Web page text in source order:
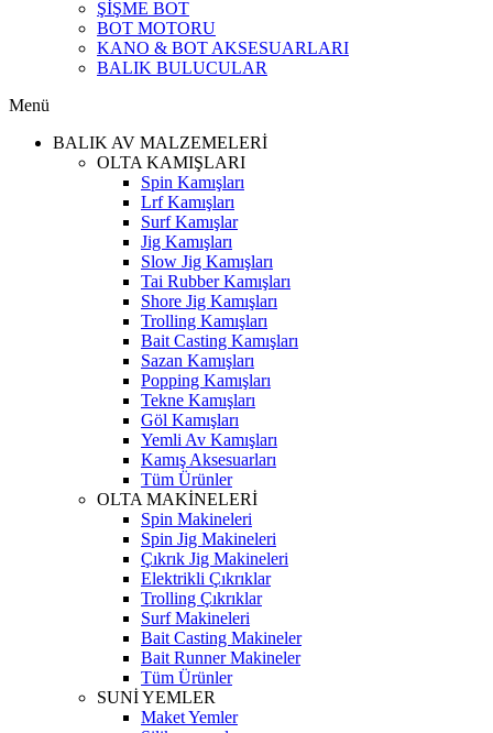
ŞİŞME BOT
BOT MOTORU
KANO & BOT AKSESUARLARI
BALIK BULUCULAR
Menü
BALIK AV MALZEMELERİ
OLTA KAMIŞLARI
Spin Kamışları
Lrf Kamışları
Surf Kamışlar
Jig Kamışları
Slow Jig Kamışları
Tai Rubber Kamışları
Shore Jig Kamışları
Trolling Kamışları
Bait Casting Kamışları
Sazan Kamışları
Popping Kamışları
Tekne Kamışları
Göl Kamışları
Yemli Av Kamışları
Kamış Aksesuarları
Tüm Ürünler
OLTA MAKİNELERİ
Spin Makineleri
Spin Jig Makineleri
Çıkrık Jig Makineleri
Elektrikli Çıkrıklar
Trolling Çıkrıklar
Surf Makineleri
Bait Casting Makineler
Bait Runner Makineler
Tüm Ürünler
SUNİ YEMLER
Maket Yemler